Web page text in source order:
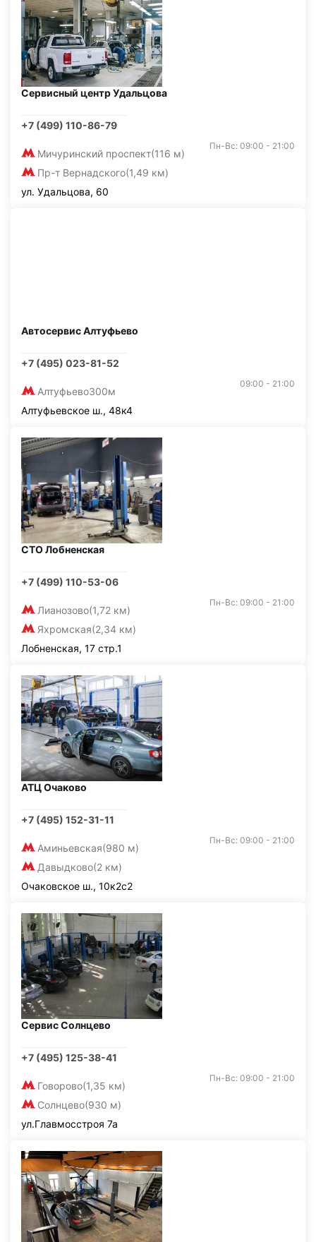
Сервисный центр Удальцова
+7 (499) 110-86-79
Мичуринский проспект(116 м)
Пр-т Вернадского(1,49 км)
Пн-Вс: 09:00 - 21:00
ул. Удальцова, 60
Автосервис Алтуфьево
+7 (495) 023-81-52
Алтуфьево300м
09:00 - 21:00
Алтуфьевское ш., 48к4
СТО Лобненская
+7 (499) 110-53-06
Лианозово(1,72 км)
Яхромская(2,34 км)
Пн-Вс: 09:00 - 21:00
Лобненская, 17 стр.1
АТЦ Очаково
+7 (495) 152-31-11
Аминьевская(980 м)
Давыдково(2 км)
Пн-Вс: 09:00 - 21:00
Очаковское ш., 10к2с2
Сервис Солнцево
+7 (495) 125-38-41
Говорово(1,35 км)
Солнцево(930 м)
Пн-Вс: 09:00 - 21:00
ул.Главмосстроя 7а